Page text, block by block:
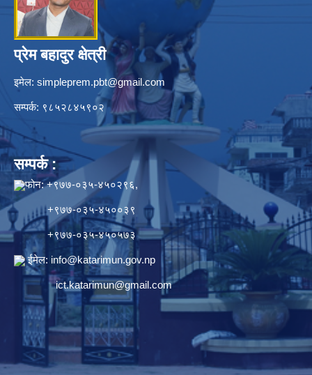
प्रेम बहादुर क्षेत्री
इमेल: simpleprem.pbt@gmail.com
सम्पर्क: ९८५२८४५९०२
सम्पर्क :
फोन: +९७७-०३५-४५०२९६,
+९७७-०३५-४५००३९
+९७७-०३५-४५०५७३
ईमेल: info@katarimun.gov.np
ict.katarimun@gmail.com